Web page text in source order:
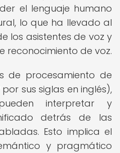
el lenguaje humano
lo que ha llevado al
los asistentes de voz y
reconocimiento de voz.
de procesamiento de
sus siglas en inglés),
interpretar y
detrás de las
Esto implica el
y pragmático